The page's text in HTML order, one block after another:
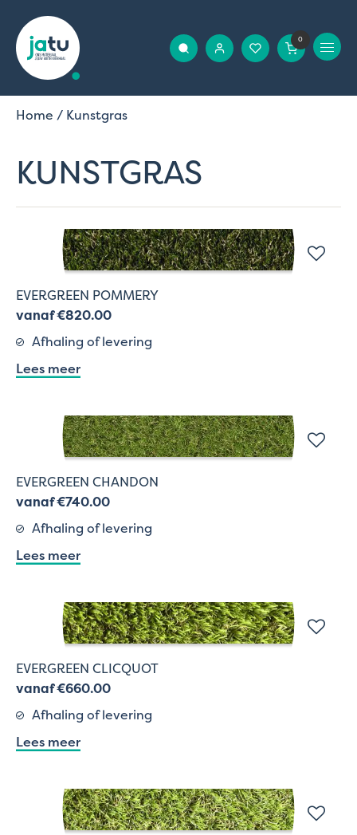
0
Home / Kunstgras
KUNSTGRAS
EVERGREEN POMMERY
vanaf €820.00
Afhaling of levering
Lees meer
EVERGREEN CHANDON
vanaf €740.00
Afhaling of levering
Lees meer
EVERGREEN CLICQUOT
vanaf €660.00
Afhaling of levering
Lees meer